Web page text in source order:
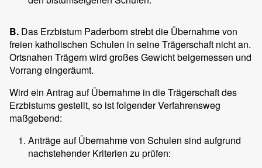
B. Das Erzbistum Paderborn strebt die Übernahme von
freien katholischen Schulen in seine Trägerschaft nicht an.
Ortsnahen Trägern wird großes Gewicht beigemessen und
Vorrang eingeräumt.
Wird ein Antrag auf Übernahme in die Trägerschaft des
Erzbistums gestellt, so ist folgender Verfahrensweg
maßgebend:
Anträge auf Übernahme von Schulen sind aufgrund
nachstehender Kriterien zu prüfen: